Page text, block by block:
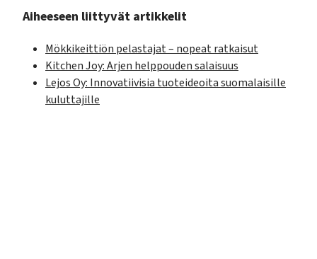
Aiheeseen liittyvät artikkelit
Mökkikeittiön pelastajat – nopeat ratkaisut
Kitchen Joy: Arjen helppouden salaisuus
Lejos Oy: Innovatiivisia tuoteideoita suomalaisille
kuluttajille